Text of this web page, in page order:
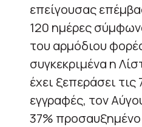
επείγουσας
120 ημέρες
του αρμόδιου
συγκεκριμένα η
έχει ξεπεράσει
εγγραφές, τον
37%